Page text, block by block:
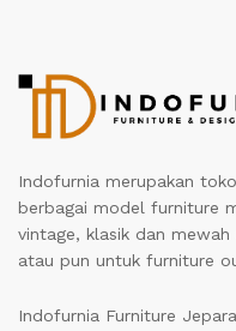
Indofurnia merupakan
berbagai model furniture
vintage, klasik dan
atau pun untuk furniture
Indofurnia Furniture